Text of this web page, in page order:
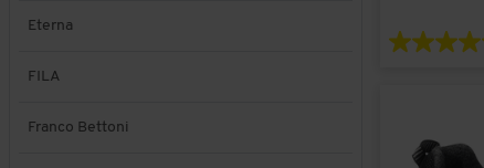
Eterna
FILA
Franco Bettoni